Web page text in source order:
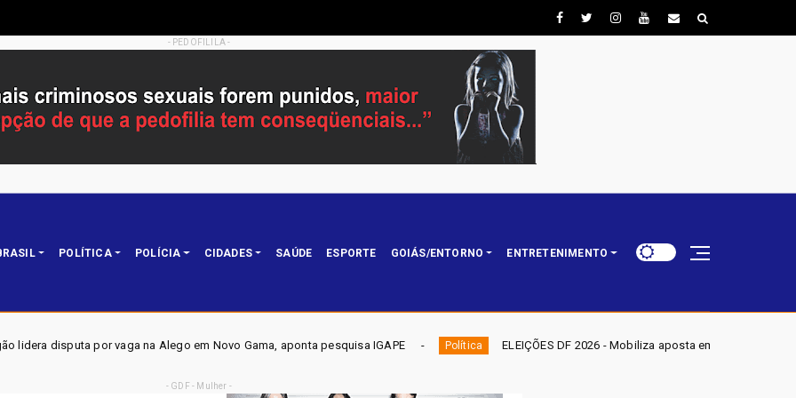
- PEDOFILILA -
POLÍTICA POLÍCIA CIDADES SAÚDE ESPORTE GOIÁS/ENTORNO ENTRETENIMENTO
na Alego em Novo Gama, aponta pesquisa IGAPE Política ELEIÇÕES DF 2026 - Mobiliza aposta em nominata completa e mira eleger
- GDF - Mulher -